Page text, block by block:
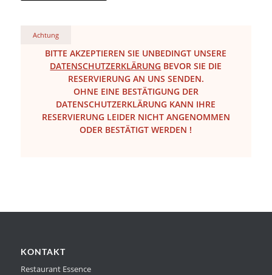
Achtung
BITTE AKZEPTIEREN SIE UNBEDINGT UNSERE
DATENSCHUTZERKLÄRUNG BEVOR SIE DIE
RESERVIERUNG AN UNS SENDEN.
OHNE EINE BESTÄTIGUNG DER
DATENSCHUTZERKLÄRUNG KANN IHRE
RESERVIERUNG LEIDER NICHT ANGENOMMEN
ODER BESTÄTIGT WERDEN !
KONTAKT
Restaurant Essence